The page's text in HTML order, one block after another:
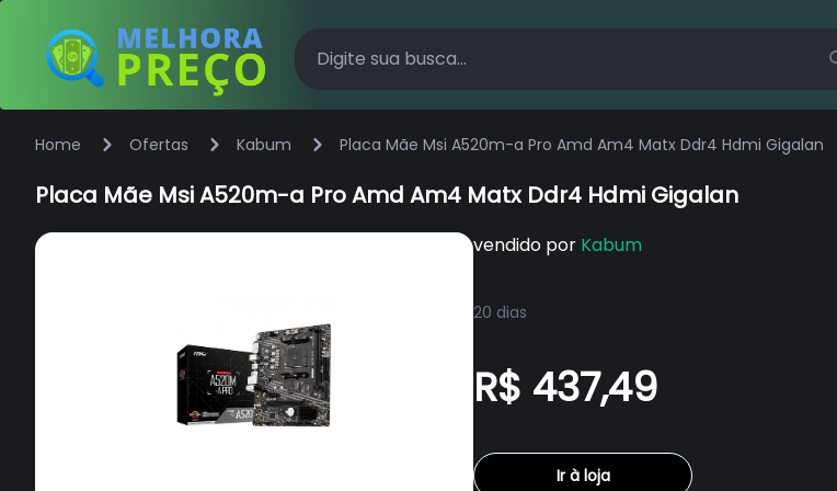
Home Ofertas Kabum Placa Mãe Msi A520m-a Pro Amd Am4 Matx Ddr4 Hdmi Gigalan
Placa Mãe Msi A520m-a Pro Amd Am4 Matx Ddr4 Hdmi Gigalan
vendido por Kabum
20 dias
R$ 437,49
Ir à loja